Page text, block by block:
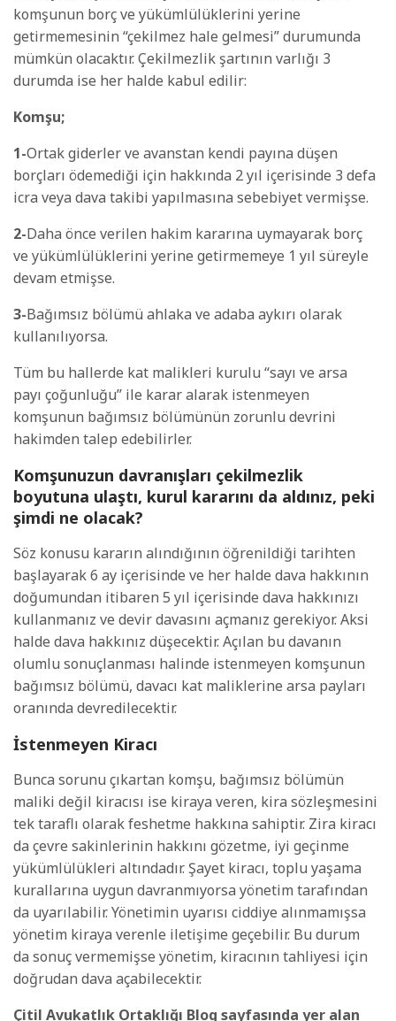
komşunun borç ve yükümlülüklerini yerine
getirmemesinin “çekilmez hale gelmesi” durumunda
mümkün olacaktır. Çekilmezlik şartının varlığı 3
durumda ise her halde kabul edilir:
Komşu;
1-Ortak giderler ve avanstan kendi payına düşen
borçları ödemediği için hakkında 2 yıl içerisinde 3 defa
icra veya dava takibi yapılmasına sebebiyet vermişse.
2-Daha önce verilen hakim kararına uymayarak borç
ve yükümlülüklerini yerine getirmemeye 1 yıl süreyle
devam etmişse.
3-Bağımsız bölümü ahlaka ve adaba aykırı olarak
kullanılıyorsa.
Tüm bu hallerde kat malikleri kurulu “sayı ve arsa
payı çoğunluğu” ile karar alarak istenmeyen
komşunun bağımsız bölümünün zorunlu devrini
hakimden talep edebilirler.
Komşunuzun davranışları çekilmezlik
boyutuna ulaştı, kurul kararını da aldınız, peki
şimdi ne olacak?
Söz konusu kararın alındığının öğrenildiği tarihten
başlayarak 6 ay içerisinde ve her halde dava hakkının
doğumundan itibaren 5 yıl içerisinde dava hakkınızı
kullanmanız ve devir davasını açmanız gerekiyor. Aksi
halde dava hakkınız düşecektir. Açılan bu davanın
olumlu sonuçlanması halinde istenmeyen komşunun
bağımsız bölümü, davacı kat maliklerine arsa payları
oranında devredilecektir.
İstenmeyen Kiracı
Bunca sorunu çıkartan komşu, bağımsız bölümün
maliki değil kiracısı ise kiraya veren, kira sözleşmesini
tek taraflı olarak feshetme hakkına sahiptir. Zira kiracı
da çevre sakinlerinin hakkını gözetme, iyi geçinme
yükümlülükleri altındadır. Şayet kiracı, toplu yaşama
kurallarına uygun davranmıyorsa yönetim tarafından
da uyarılabilir. Yönetimin uyarısı ciddiye alınmamışsa
yönetim kiraya verenle iletişime geçebilir. Bu durum
da sonuç vermemişse yönetim, kiracının tahliyesi için
doğrudan dava açabilecektir.
Çitil Avukatlık Ortaklığı Blog sayfasında yer alan